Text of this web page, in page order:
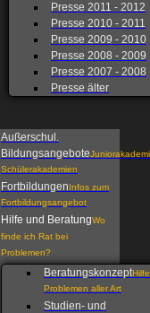
Presse 2011 - 2012
Presse 2010 - 2011
Presse 2009 - 2010
Presse 2008 - 2009
Presse 2007 - 2008
Presse älter
Außerschul.
Bildungsangebote
Schülerakademien
FortbildungenInfos zum
Fortbildungsangebot
Hilfe und BeratungWo
finde ich Rat bei
Problemen?
Beratungskonzept
Problemen aller Art
Studien- und